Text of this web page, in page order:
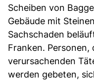
Scheiben von
Gebäude mit
Sachschaden
Franken. Personen,
verursachenden
werden gebeten,